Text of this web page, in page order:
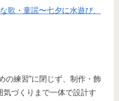
歌・童謡〜七夕に水遊び、
の練習”に閉じず、制作・飾
気づくりまで一体で設計す